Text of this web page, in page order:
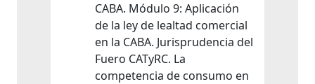
CABA. Módulo 9: Aplicación
de la ley de lealtad comercial
en la CABA. Jurisprudencia del
Fuero CATyRC. La
competencia de consumo en